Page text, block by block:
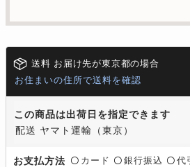
送料 お届け先が東京都の場合
お住まいの住所で送料を確認
この商品は出荷日を指定できます
配送 ヤマト運輸（東京）
お支払方法 〇 カード 〇 銀行振込 〇 代